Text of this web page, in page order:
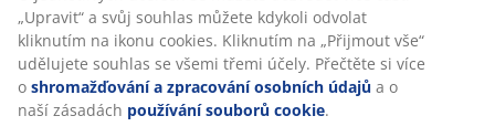
Doprava
Při přijetí marketingových cookies budeme sdílet vaše
údaje o prohlížení s marketingovými partnery (např.
Google, Meta a TikTok) pro cílenou a statickou reklamu. O
jednotlivých účelech se můžete dozvědět více části
„Upravit“ a svůj souhlas můžete kdykoli odvolat kliknutím